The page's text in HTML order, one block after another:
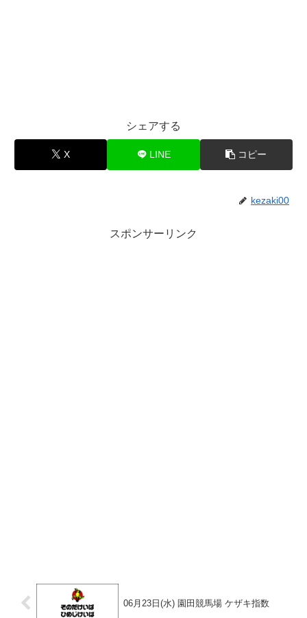
シェアする
X LINE コピー
kezaki00
スポンサーリンク
06月23日(水) 園田競馬場 ケザキ指数